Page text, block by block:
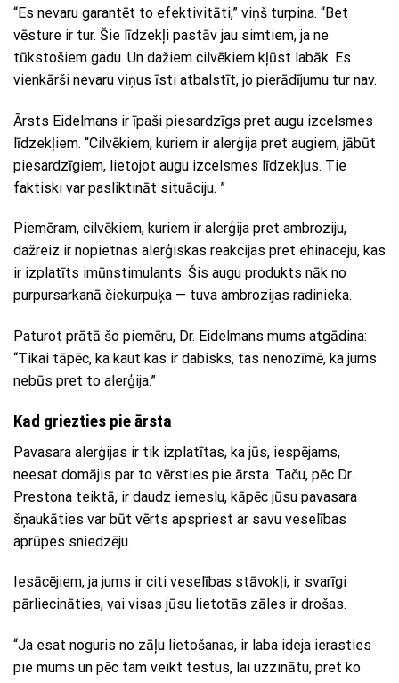
“Es nevaru garantēt to efektivitāti,” viņš turpina. “Bet
vēsture ir tur. Šie līdzekļi pastāv jau simtiem, ja ne
tūkstošiem gadu. Un dažiem cilvēkiem kļūst labāk. Es
vienkārši nevaru viņus īsti atbalstīt, jo pierādījumu tur nav.
Ārsts Eidelmans ir īpaši piesardzīgs pret augu izcelsmes
līdzekļiem. “Cilvēkiem, kuriem ir alerģija pret augiem, jābūt
piesardzīgiem, lietojot augu izcelsmes līdzekļus. Tie
faktiski var pasliktināt situāciju. ”
Piemēram, cilvēkiem, kuriem ir alerģija pret ambroziju,
dažreiz ir nopietnas alerģiskas reakcijas pret ehinaceju, kas
ir izplatīts imūnstimulants. Šis augu produkts nāk no
purpursarkanā čiekurpuķa — tuva ambrozijas radinieka.
Paturot prātā šo piemēru, Dr. Eidelmans mums atgādina:
“Tikai tāpēc, ka kaut kas ir dabisks, tas nenozīmē, ka jums
nebūs pret to alerģija.”
Kad griezties pie ārsta
Pavasara alerģijas ir tik izplatītas, ka jūs, iespējams,
neesat domājis par to vērsties pie ārsta. Taču, pēc Dr.
Prestona teiktā, ir daudz iemeslu, kāpēc jūsu pavasara
šņaukāties var būt vērts apspriest ar savu veselības
aprūpes sniedzēju.
Iesācējiem, ja jums ir citi veselības stāvokļi, ir svarīgi
pārliecināties, vai visas jūsu lietotās zāles ir drošas.
“Ja esat noguris no zāļu lietošanas, ir laba ideja ierasties
pie mums un pēc tam veikt testus, lai uzzinātu, pret ko